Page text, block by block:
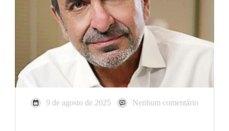
9 de agosto de 2025 Nenhum comentário